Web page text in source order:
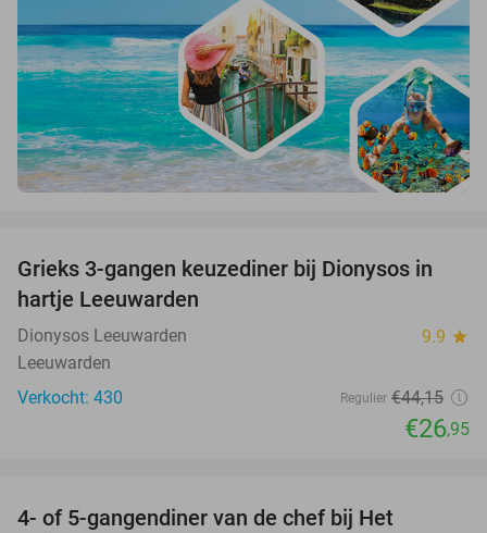
39%
Grieks 3-gangen keuzediner bij Dionysos in
hartje Leeuwarden
Dionysos Leeuwarden 9.9 star
Leeuwarden
Verkocht: 430
Regulier €44,15
€26,95
4- of 5-gangendiner van de chef bij Het